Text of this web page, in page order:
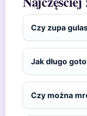
Czy zupa
Jak długo
Czy można